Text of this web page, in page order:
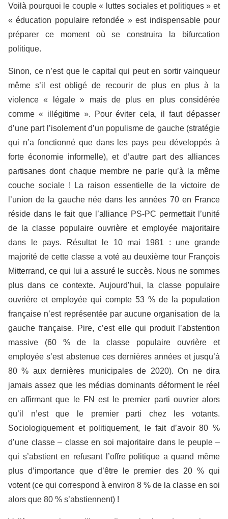
Voilà pourquoi le couple « luttes sociales et politiques » et
« éducation populaire refondée » est indispensable pour
préparer ce moment où se construira la bifurcation
politique.
Sinon, ce n’est que le capital qui peut en sortir vainqueur
même s’il est obligé de recourir de plus en plus à la
violence « légale » mais de plus en plus considérée
comme « illégitime ». Pour éviter cela, il faut dépasser
d’une part l’isolement d’un populisme de gauche (stratégie
qui n’a fonctionné que dans les pays peu développés à
forte économie informelle), et d’autre part des alliances
partisanes dont chaque membre ne parle qu’à la même
couche sociale ! La raison essentielle de la victoire de
l’union de la gauche née dans les années 70 en France
réside dans le fait que l’alliance PS-PC permettait l’unité
de la classe populaire ouvrière et employée majoritaire
dans le pays. Résultat le 10 mai 1981 : une grande
majorité de cette classe a voté au deuxième tour François
Mitterrand, ce qui lui a assuré le succès. Nous ne sommes
plus dans ce contexte. Aujourd’hui, la classe populaire
ouvrière et employée qui compte 53 % de la population
française n’est représentée par aucune organisation de la
gauche française. Pire, c’est elle qui produit l’abstention
massive (60 % de la classe populaire ouvrière et
employée s’est abstenue ces dernières années et jusqu’à
80 % aux dernières municipales de 2020). On ne dira
jamais assez que les médias dominants déforment le réel
en affirmant que le FN est le premier parti ouvrier alors
qu’il n’est que le premier parti chez les votants.
Sociologiquement et politiquement, le fait d’avoir 80 %
d’une classe – classe en soi majoritaire dans le peuple –
qui s’abstient en refusant l’offre politique a quand même
plus d’importance que d’être le premier des 20 % qui
votent (ce qui correspond à environ 8 % de la classe en soi
alors que 80 % s’abstiennent) !